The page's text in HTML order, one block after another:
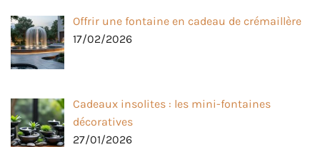
Offrir une fontaine en cadeau de crémaillère
17/02/2026
Cadeaux insolites : les mini-fontaines
décoratives
27/01/2026